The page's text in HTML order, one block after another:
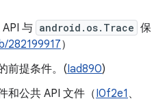
与 android.os.Trace 保
282199917）
前提条件。(Iad890)
和公共 API 文件（I0f2e1 、